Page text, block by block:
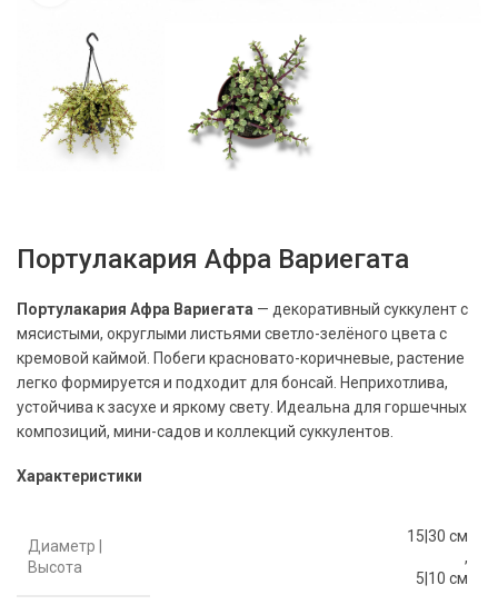
Портулакария Афра Вариегата
Портулакария Афра Вариегата — декоративный суккулент с
мясистыми, округлыми листьями светло-зелёного цвета с
кремовой каймой. Побеги красновато-коричневые, растение
легко формируется и подходит для бонсай. Неприхотлива,
устойчива к засухе и яркому свету. Идеальна для горшечных
композиций, мини-садов и коллекций суккулентов.
Характеристики
Диаметр |
Высота
15|30 см
,
5|10 см